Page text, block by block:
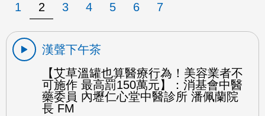
1 2 3 4 5 6 7
漢聲下午茶
【艾草溫罐也算醫療行為！美容業者不
可施作 最高罰150萬元】：消基會中醫
藥委員 內壢仁心堂中醫診所 潘佩蘭院
長 FM